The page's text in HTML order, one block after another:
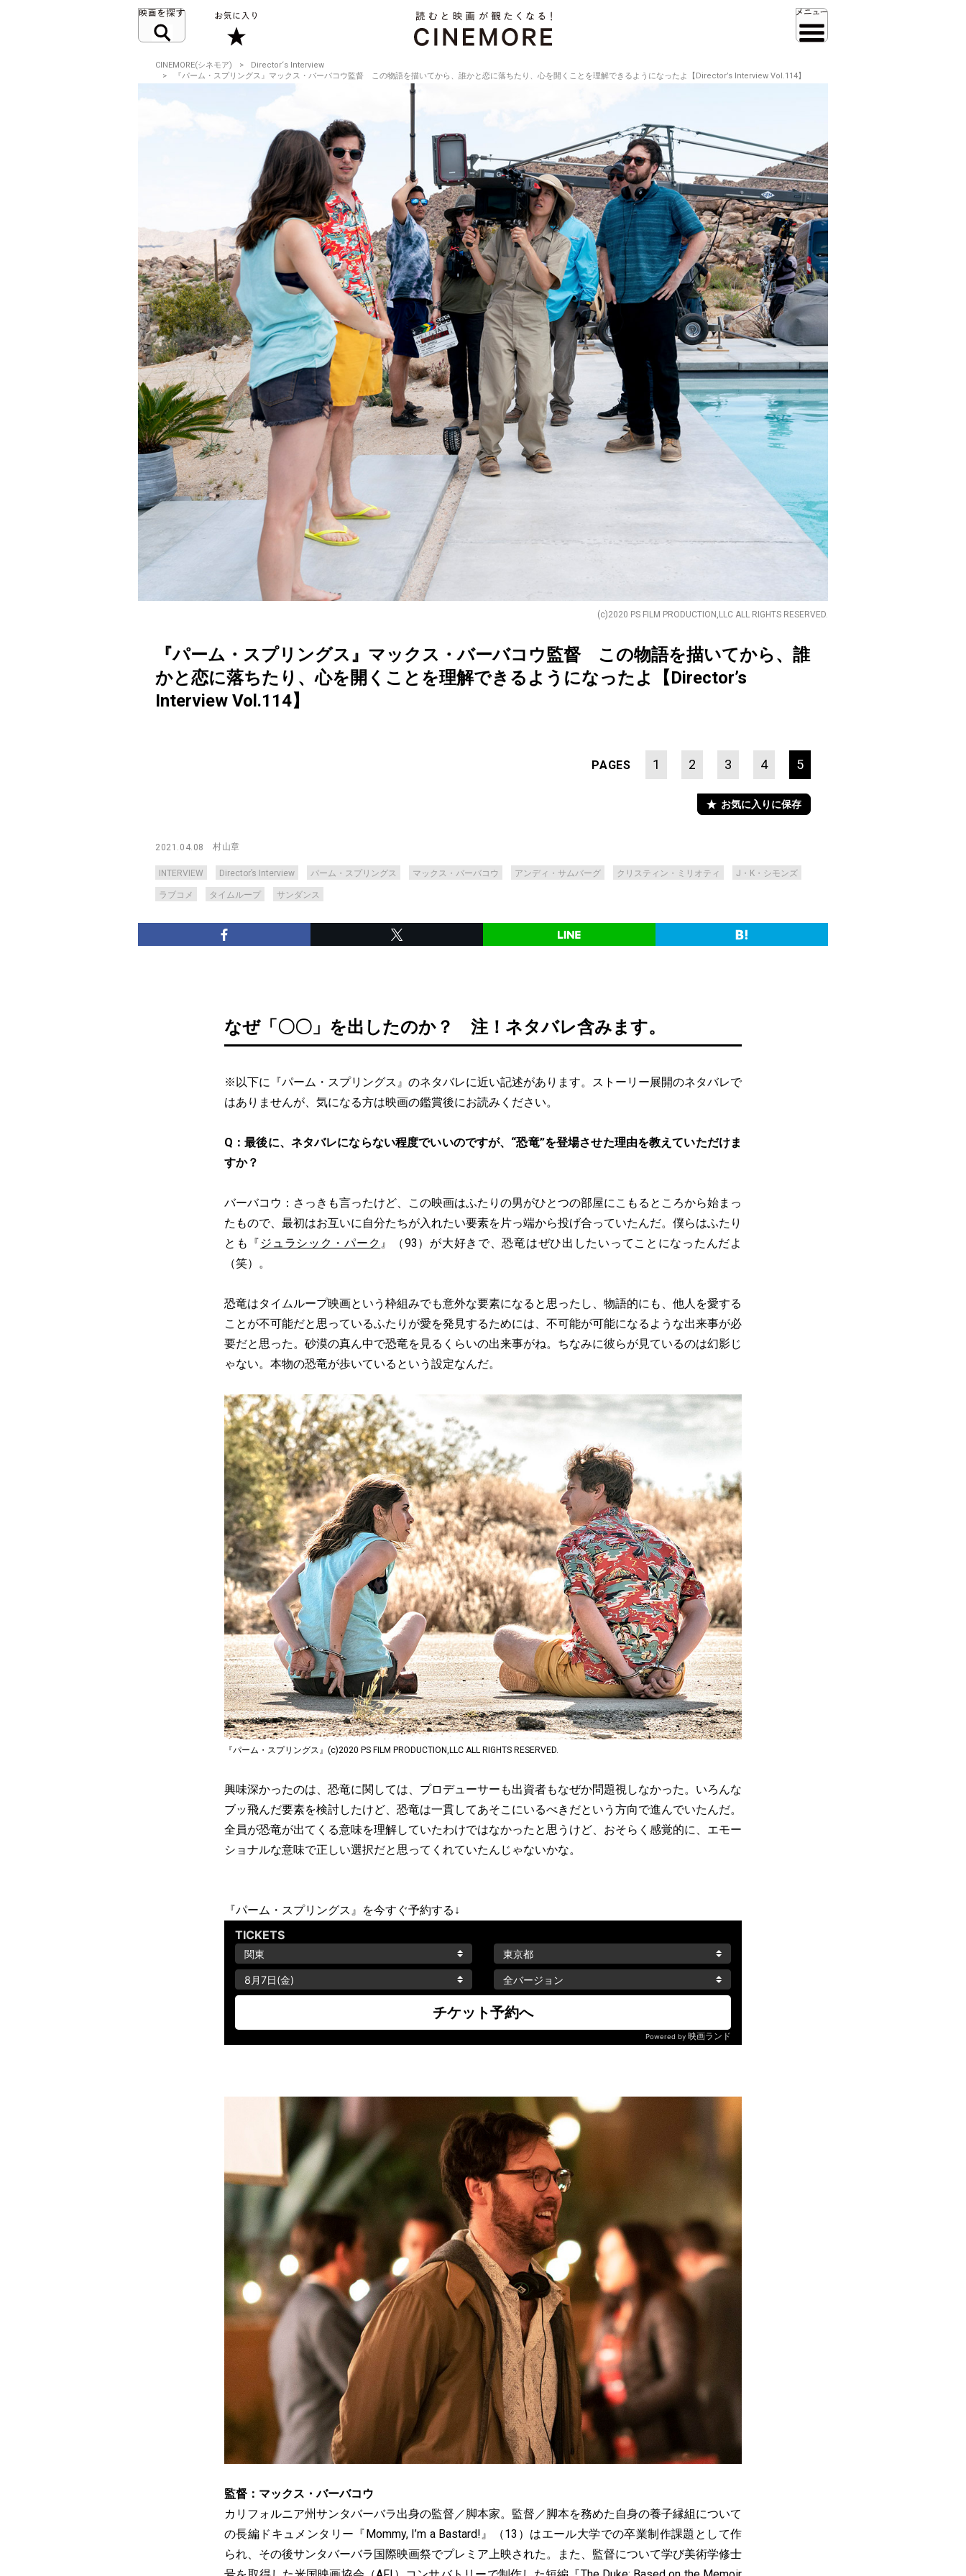
CINEMORE(シネモア)
Director‘s Interview
『パーム・スプリングス』マックス・バーバコウ監督 この物語を描いてから、誰かと恋に落ちたり、心を開くことを理解できるようになったよ【Director’s Interview Vol.114】
(c)2020 PS FILM PRODUCTION,LLC ALL RIGHTS RESERVED.
『パーム・スプリングス』マックス・バーバコウ監督 この物語を描いてから、誰
かと恋に落ちたり、心を開くことを理解できるようになったよ【Director’s
Interview Vol.114】
PAGES 1 2 3 4 5
お気に入りに保存
2021.04.08 村山章
INTERVIEW Director’s Interview パーム・スプリングス マックス・バーバコウ アンディ・サムバーグ クリスティン・ミリオティ J・K・シモンズ
ラブコメ タイムループ サンダンス
なぜ「〇〇」を出したのか？ 注！ネタバレ含みます。
※以下に『パーム・スプリングス』のネタバレに近い記述があります。ストーリー展開のネタバレで
はありませんが、気になる方は映画の鑑賞後にお読みください。
Q：最後に、ネタバレにならない程度でいいのですが、“恐竜”を登場させた理由を教えていただけま
すか？
バーバコウ：さっきも言ったけど、この映画はふたりの男がひとつの部屋にこもるところから始まっ
たもので、最初はお互いに自分たちが入れたい要素を片っ端から投げ合っていたんだ。僕らはふたり
とも『 ジュラシック・パーク 』（93）が大好きで、恐竜はぜひ出したいってことになったんだよ
（笑）。
恐竜はタイムループ映画という枠組みでも意外な要素になると思ったし、物語的にも、他人を愛する
ことが不可能だと思っているふたりが愛を発見するためには、不可能が可能になるような出来事が必
要だと思った。砂漠の真ん中で恐竜を見るくらいの出来事がね。ちなみに彼らが見ているのは幻影じ
ゃない。本物の恐竜が歩いているという設定なんだ。
『パーム・スプリングス』(c)2020 PS FILM PRODUCTION,LLC ALL RIGHTS RESERVED.
興味深かったのは、恐竜に関しては、プロデューサーも出資者もなぜか問題視しなかった。いろんな
ブッ飛んだ要素を検討したけど、恐竜は一貫してあそこにいるべきだという方向で進んでいたんだ。
全員が恐竜が出てくる意味を理解していたわけではなかったと思うけど、おそらく感覚的に、エモー
ショナルな意味で正しい選択だと思ってくれていたんじゃないかな。
『パーム・スプリングス』を今すぐ予約する↓
監督：マックス・バーバコウ
カリフォルニア州サンタバーバラ出身の監督／脚本家。監督／脚本を務めた自身の養子縁組について
の長編ドキュメンタリー『Mommy, I’m a Bastard!』（13）はエール大学での卒業制作課題として作
られ、その後サンタバーバラ国際映画祭でプレミア上映された。また、監督について学び美術学修士